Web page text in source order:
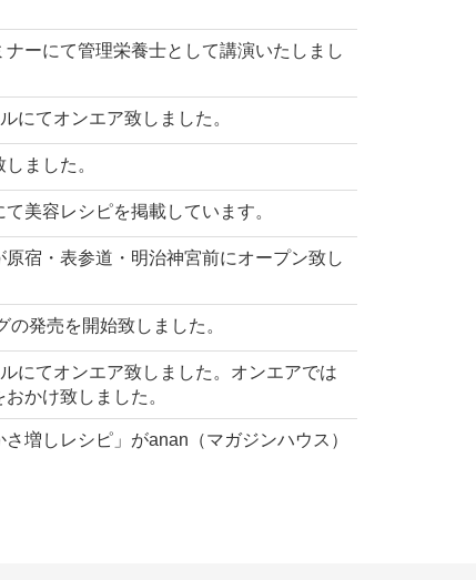
ーにて管理栄養士として講演いたしまし
にてオンエア致しました。
ました。
美容レシピを掲載しています。
宿・表参道・明治神宮前にオープン致し
発売を開始致しました。
にてオンエア致しました。オンエアでは
かけ致しました。
増しレシピ」がanan（マガジンハウス）